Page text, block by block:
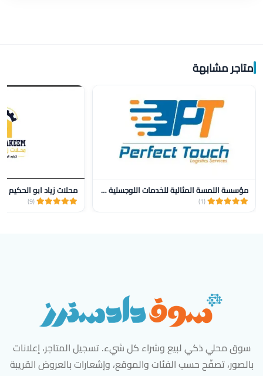
متاجر مشابهة
مؤسسة اللمسة المثالية للخدمات اللوجستية للنقل
(1)
محلات زياد ابو الحكيم
(9)
سوق محلي ذكي لبيع وشراء كل شيء. تسجيل المتاجر، إعلانات
بالصور، تصفّح حسب الفئات والموقع، وإشعارات بالعروض القريبة